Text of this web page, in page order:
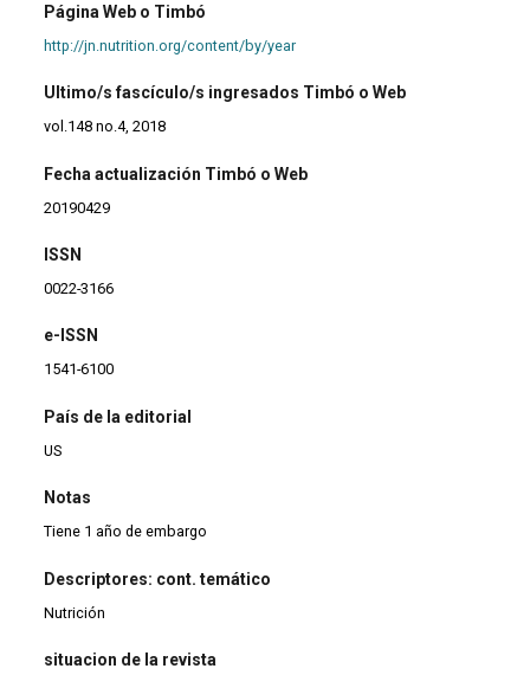
Página Web o Timbó
http://jn.nutrition.org/content/by/year
Ultimo/s fascículo/s ingresados Timbó o Web
vol.148 no.4, 2018
Fecha actualización Timbó o Web
20190429
ISSN
0022-3166
e-ISSN
1541-6100
País de la editorial
US
Notas
Tiene 1 año de embargo
Descriptores: cont. temático
Nutrición
situacion de la revista